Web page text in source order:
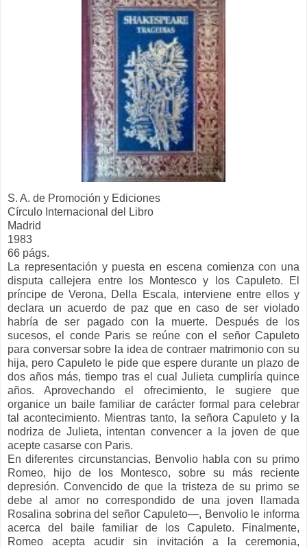
S. A. de Promoción y Ediciones
Círculo Internacional del Libro
Madrid
1983
66 págs.
La representación y puesta en escena comienza con una
disputa callejera entre los Montesco y los Capuleto. El
príncipe de Verona, Della Escala, interviene entre ellos y
declara un acuerdo de paz que en caso de ser violado
habría de ser pagado con la muerte. Después de los
sucesos, el conde Paris se reúne con el señor Capuleto
para conversar sobre la idea de contraer matrimonio con su
hija, pero Capuleto le pide que espere durante un plazo de
dos años más, tiempo tras el cual Julieta cumpliría quince
años. Aprovechando el ofrecimiento, le sugiere que
organice un baile familiar de carácter formal para celebrar
tal acontecimiento. Mientras tanto, la señora Capuleto y la
nodriza de Julieta, intentan convencer a la joven de que
acepte casarse con Paris.
En diferentes circunstancias, Benvolio habla con su primo
Romeo, hijo de los Montesco, sobre su más reciente
depresión. Convencido de que la tristeza de su primo se
debe al amor no correspondido de una joven llamada
Rosalina sobrina del señor Capuleto—, Benvolio le informa
acerca del baile familiar de los Capuleto. Finalmente,
Romeo acepta acudir sin invitación a la ceremonia,